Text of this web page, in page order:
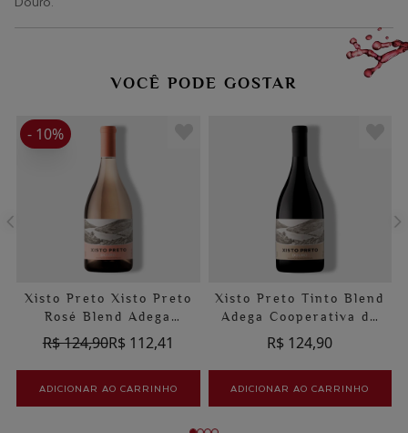
VOCÊ PODE GOSTAR
Xisto Preto Xisto Preto
Rosé Blend Adega
Cooperativa de Alijó
R$ 124,90R$ 112,41
- 10%
ADICIONAR AO CARRINHO
Xisto Preto Tinto Blend
Adega Cooperativa de
Alijó
R$ 124,90
ADICIONAR AO CARRINHO